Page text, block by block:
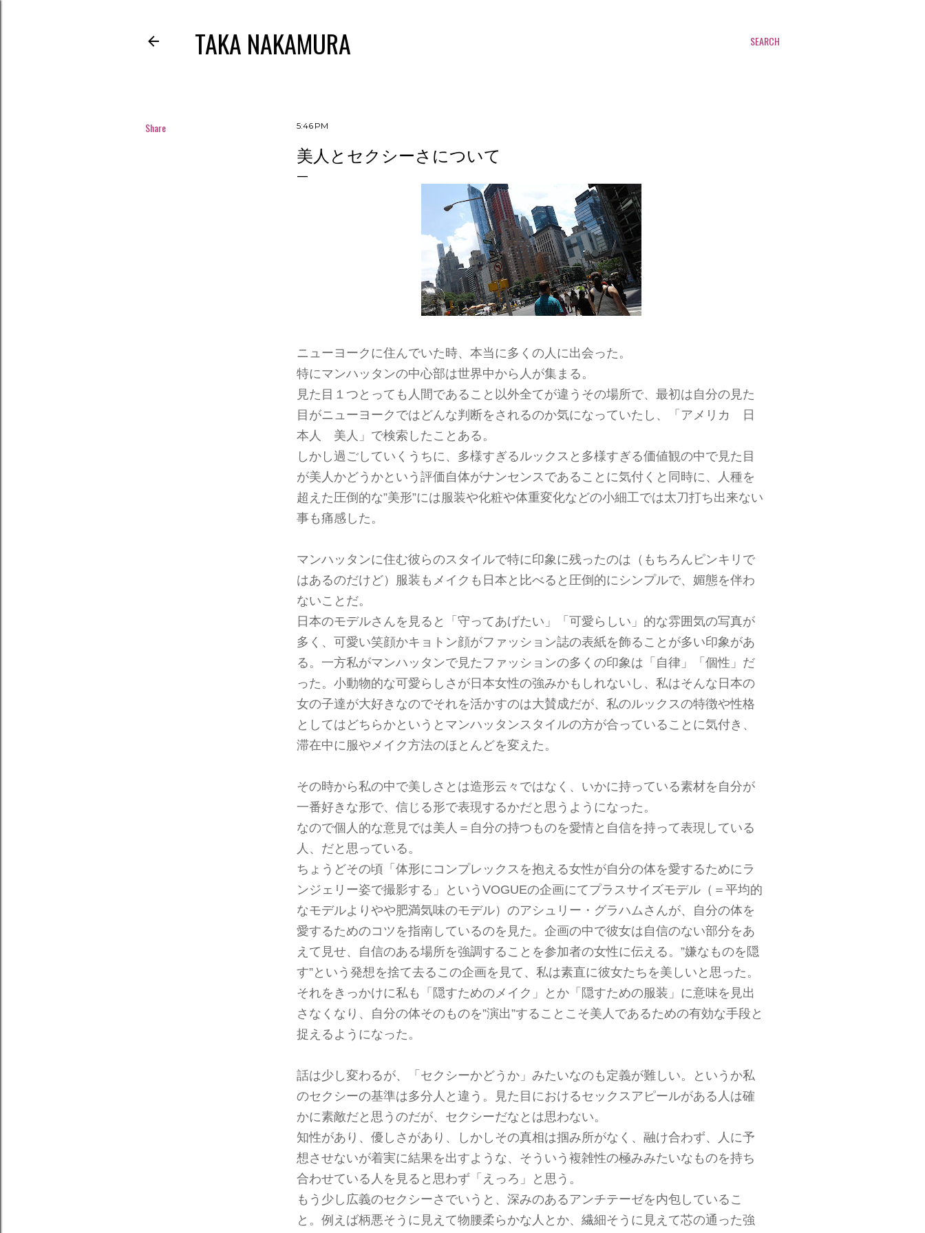
SEARCH
TAKA NAKAMURA
Share 5:46 PM
美人とセクシーさについて
ニューヨークに住んでいた時、本当に多くの人に出会った。
特にマンハッタンの中心部は世界中から人が集まる。
見た目１つとっても人間であること以外全てが違うその場所で、最初は自分の見た
目がニューヨークではどんな判断をされるのか気になっていたし、「アメリカ 日
本人 美人」で検索したことある。
しかし過ごしていくうちに、多様すぎるルックスと多様すぎる価値観の中で見た目
が美人かどうかという評価自体がナンセンスであることに気付くと同時に、人種を
超えた圧倒的な”美形”には服装や化粧や体重変化などの小細工では太刀打ち出来ない
事も痛感した。
マンハッタンに住む彼らのスタイルで特に印象に残ったのは（もちろんピンキリで
はあるのだけど）服装もメイクも日本と比べると圧倒的にシンプルで、媚態を伴わ
ないことだ。
日本のモデルさんを見ると「守ってあげたい」「可愛らしい」的な雰囲気の写真が
多く、可愛い笑顔かキョトン顔がファッション誌の表紙を飾ることが多い印象があ
る。一方私がマンハッタンで見たファッションの多くの印象は「自律」「個性」だ
った。小動物的な可愛らしさが日本女性の強みかもしれないし、私はそんな日本の
女の子達が大好きなのでそれを活かすのは大賛成だが、私のルックスの特徴や性格
としてはどちらかというとマンハッタンスタイルの方が合っていることに気付き、
滞在中に服やメイク方法のほとんどを変えた。
その時から私の中で美しさとは造形云々ではなく、いかに持っている素材を自分が
一番好きな形で、信じる形で表現するかだと思うようになった。
なので個人的な意見では美人＝自分の持つものを愛情と自信を持って表現している
人、だと思っている。
ちょうどその頃「体形にコンプレックスを抱える女性が自分の体を愛するためにラ
ンジェリー姿で撮影する」というVOGUEの企画にてプラスサイズモデル（＝平均的
なモデルよりやや肥満気味のモデル）のアシュリー・グラハムさんが、自分の体を
愛するためのコツを指南しているのを見た。企画の中で彼女は自信のない部分をあ
えて見せ、自信のある場所を強調することを参加者の女性に伝える。”嫌なものを隠
す”という発想を捨て去るこの企画を見て、私は素直に彼女たちを美しいと思った。
それをきっかけに私も「隠すためのメイク」とか「隠すための服装」に意味を見出
さなくなり、自分の体そのものを”演出”することこそ美人であるための有効な手段と
捉えるようになった。
話は少し変わるが、「セクシーかどうか」みたいなのも定義が難しい。というか私
のセクシーの基準は多分人と違う。見た目におけるセックスアピールがある人は確
かに素敵だと思うのだが、セクシーだなとは思わない。
知性があり、優しさがあり、しかしその真相は掴み所がなく、融け合わず、人に予
想させないが着実に結果を出すような、そういう複雑性の極みみたいなものを持ち
合わせている人を見ると思わず「えっろ」と思う。
もう少し広義のセクシーさでいうと、深みのあるアンチテーゼを内包しているこ
と。例えば柄悪そうに見えて物腰柔らかな人とか、繊細そうに見えて芯の通った強